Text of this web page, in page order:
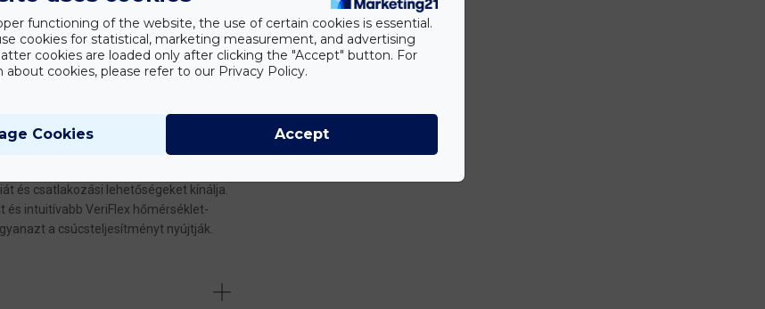
az innováció terén, amikor 2007-ben
felületet, több
Ezekre az újításokra építve
és csatlakozási lehetőségeket kínálja.
intuitívabb VeriFlex hőmérséklet-
a csúcsteljesítményt nyújtják.
functioning of the website, the use of certain cookies is essential.
cookies for statistical, marketing measurement, and advertising
cookies are loaded only after clicking the "Accept" button. For
cookies, please refer to our Privacy Policy.
Cookies Accept